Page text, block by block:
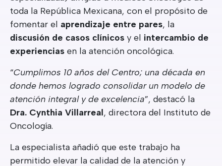
toda la República Mexicana, con el propósito de
fomentar el aprendizaje entre pares, la
discusión de casos clínicos y el intercambio de
experiencias en la atención oncológica.
“Cumplimos 10 años del Centro; una década en
donde hemos logrado consolidar un modelo de
atención integral y de excelencia”, destacó la
Dra. Cynthia Villarreal, directora del Instituto de
Oncología.
La especialista añadió que este trabajo ha
permitido elevar la calidad de la atención y